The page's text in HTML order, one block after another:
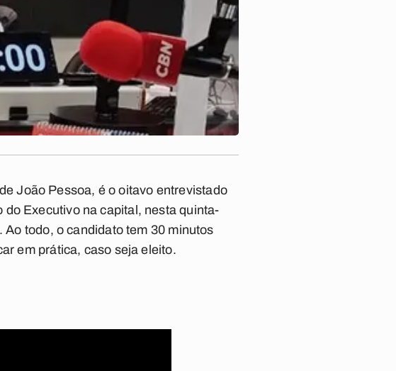
João Pessoa, é o oitavo entrevistado
Executivo na capital, nesta quinta-
todo, o candidato tem 30 minutos
em prática, caso seja eleito.